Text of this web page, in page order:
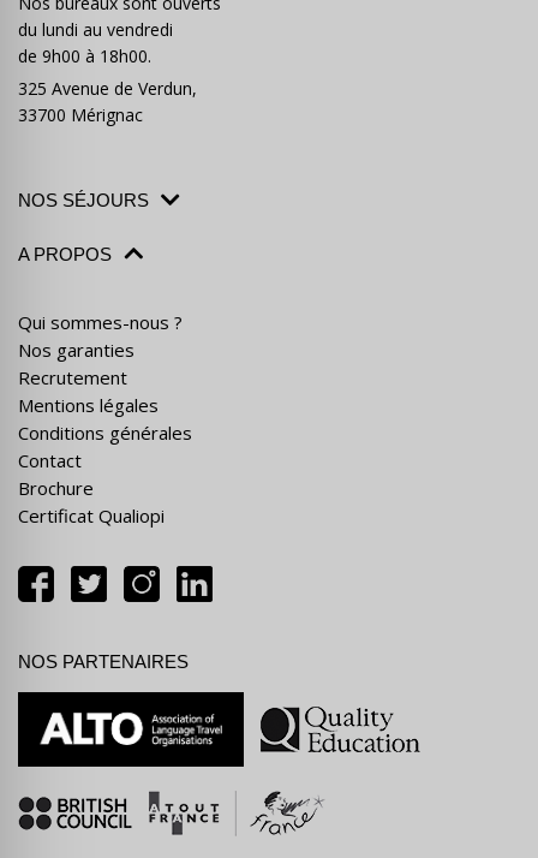
du lundi au vendredi
de 9h00 à 18h00.
325 Avenue de Verdun,
33700 Mérignac
NOS SÉJOURS
A PROPOS
Qui sommes-nous ?
Nos garanties
Recrutement
Mentions légales
Conditions générales
Contact
Brochure
Certificat Qualiopi
NOS PARTENAIRES